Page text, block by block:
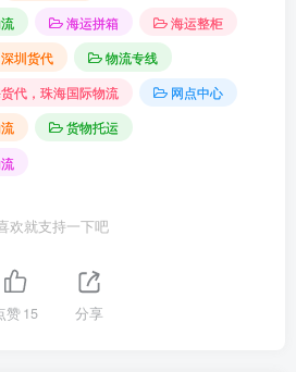
海运拼箱
海运整柜
深圳货代
物流专线
代，珠海国际物流
网点中心
货物托运
欢就支持一下吧
赞15 分享